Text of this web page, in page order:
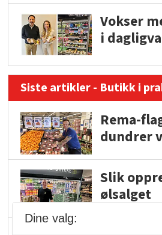
Vokser
i
Siste artikler - Butikk i
Rema-
dundrer
Slik
ølsalget
Dine valg: